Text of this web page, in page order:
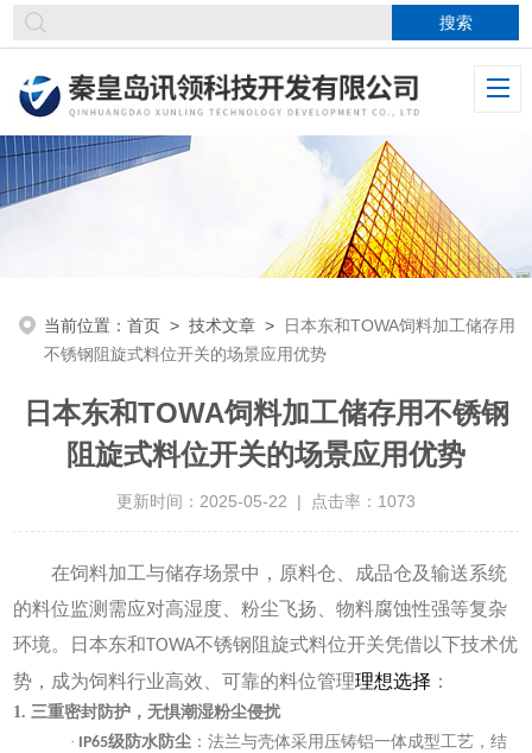
当前位置：首页 >技术文章 > 日本东和TOWA饲料加工储存用
不锈钢阻旋式料位开关的场景应用优势​
日本东和TOWA饲料加工储存用不锈钢
阻旋式料位开关的场景应用优势​
更新时间：2025-05-22 | 点击率：1073
在饲料加工与储存场景中，原料仓、成品仓及输送系统
的料位监测需应对高湿度、粉尘飞扬、物料腐蚀性强等复杂
环境。日本东和 TOWA不锈钢阻旋式料位开关凭借以下技术优
势，成为饲料行业高效、可靠的料位管理理想选择 ：
1. 三重密封防护，无惧潮湿粉尘侵扰
·
IP65级防水防尘 ：法兰与壳体采用压铸铝一体成型工艺，结